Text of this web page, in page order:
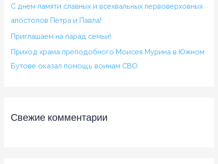
С днем памяти славных и всехвальных первоверховных
апостолов Петра и Павла!
Приглашаем на парад семьи!
Приход храма преподобного Моисея Мурина в Южном
Бутове оказал помощь воинам СВО
Свежие комментарии